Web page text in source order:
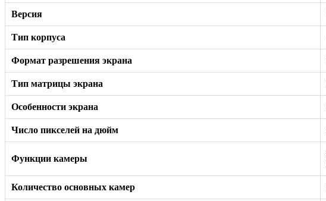
Версия
Тип корпуса
Формат разрешения экрана
Тип матрицы экрана
Особенности экрана
Число пикселей на дюйм
Функции камеры
Количество основных камер